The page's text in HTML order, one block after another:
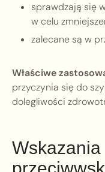
sprawdzają się
w celu
zalecane są w
Właściwe
przyczynia się do
dolegliwości
Wskazania